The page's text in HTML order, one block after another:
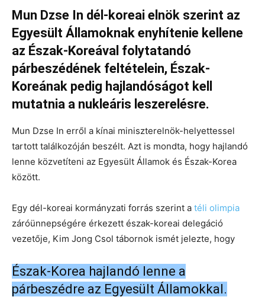
Mun Dzse In dél-koreai elnök szerint az
Egyesült Államoknak enyhítenie kellene
az Észak-Koreával folytatandó
párbeszédének feltételein, Észak-
Koreának pedig hajlandóságot kell
mutatnia a nukleáris leszerelésre.
Mun Dzse In erről a kínai miniszterelnök-helyettessel
tartott találkozóján beszélt. Azt is mondta, hogy hajlandó
lenne közvetíteni az Egyesült Államok és Észak-Korea
között.
Egy dél-koreai kormányzati forrás szerint a téli olimpia
záróünnepségére érkezett észak-koreai delegáció
vezetője, Kim Jong Csol tábornok ismét jelezte, hogy
Észak-Korea hajlandó lenne a
párbeszédre az Egyesült Államokkal.